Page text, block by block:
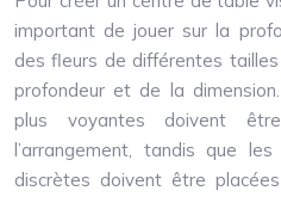
important de jouer sur la
des fleurs de différentes
profondeur et de la
plus voyantes doivent
l’arrangement, tandis que
discrètes doivent être